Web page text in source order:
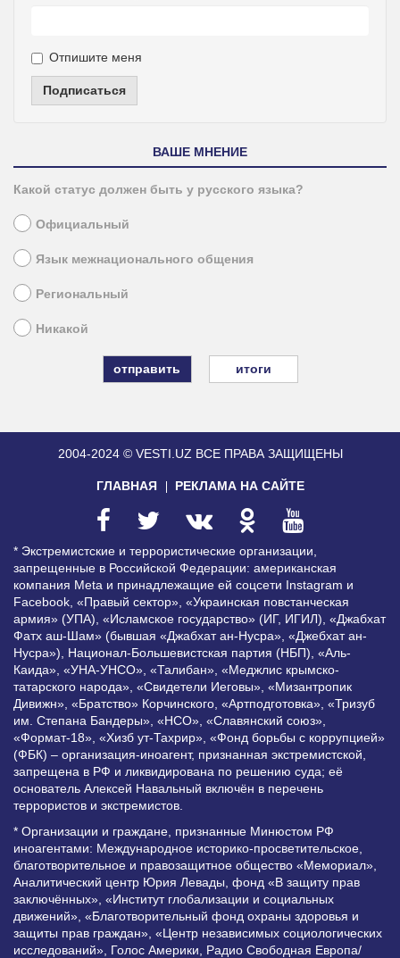
Отпишите меня
Подписаться
ВАШЕ МНЕНИЕ
Какой статус должен быть у русского языка?
Официальный
Язык межнационального общения
Региональный
Никакой
итоги
2004-2024 © VESTI.UZ ВСЕ ПРАВА ЗАЩИЩЕНЫ
ГЛАВНАЯ РЕКЛАМА НА САЙТЕ
* Экстремистские и террористические организации,
запрещенные в Российской Федерации: американская
компания Meta и принадлежащие ей соцсети Instagram и
Facebook, «Правый сектор», «Украинская повстанческая
армия» (УПА), «Исламское государство» (ИГ, ИГИЛ), «Джабхат
Фатх аш-Шам» (бывшая «Джабхат ан-Нусра», «Джебхат ан-
Нусра»), Национал-Большевистская партия (НБП), «Аль-
Каида», «УНА-УНСО», «Талибан», «Меджлис крымско-
татарского народа», «Свидетели Иеговы», «Мизантропик
Дивижн», «Братство» Корчинского, «Артподготовка», «Тризуб
им. Степана Бандеры», «НСО», «Славянский союз»,
«Формат-18», «Хизб ут-Тахрир», «Фонд борьбы с коррупцией»
(ФБК) – организация-иноагент, признанная экстремистской,
запрещена в РФ и ликвидирована по решению суда; её
основатель Алексей Навальный включён в перечень
террористов и экстремистов.
* Организации и граждане, признанные Минюстом РФ
иноагентами: Международное историко-просветительское,
благотворительное и правозащитное общество «Мемориал»,
Аналитический центр Юрия Левады, фонд «В защиту прав
заключённых», «Институт глобализации и социальных
движений», «Благотворительный фонд охраны здоровья и
защиты прав граждан», «Центр независимых социологических
исследований», Голос Америки, Радио Свободная Европа/